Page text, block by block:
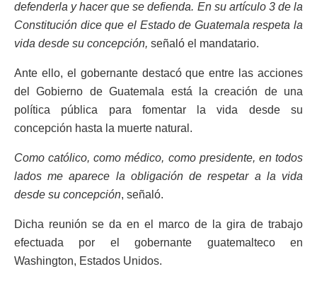
defenderla y hacer que se defienda. En su artículo 3 de la
Constitución dice que el Estado de Guatemala respeta la
vida desde su concepción, señaló el mandatario.
Ante ello, el gobernante destacó que entre las acciones
del Gobierno de Guatemala está la creación de una
política pública para fomentar la vida desde su
concepción hasta la muerte natural.
Como católico, como médico, como presidente, en todos
lados me aparece la obligación de respetar a la vida
desde su concepción, señaló.
Dicha reunión se da en el marco de la gira de trabajo
efectuada por el gobernante guatemalteco en
Washington, Estados Unidos.